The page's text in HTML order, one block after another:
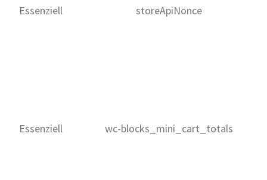
Essenziell storeApiNonce
Essenziell wc-blocks_mini_cart_totals